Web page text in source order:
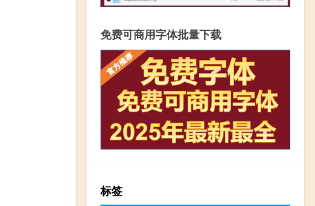
免费可商用字体批量下载
标签